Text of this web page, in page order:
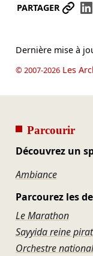
PARTAGER
Dernière mise à
© 2007-2026Les
Parcourir
Découvrez un
Ambiance
Parcourez les
Le Marathon
Sayyida reine